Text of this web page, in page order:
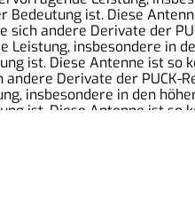
Bedeutung ist. Diese
andere Derivate der
Leistung, insbesondere in
ist. Diese Antenne ist so
Derivate der PUCK-
insbesondere in den
ist. Diese Antenne ist so